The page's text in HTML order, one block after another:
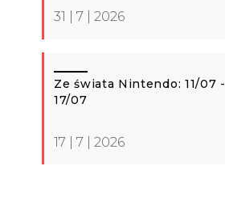
31 | 7 | 2026
Ze świata Nintendo: 11/07 -
17/07
17 | 7 | 2026